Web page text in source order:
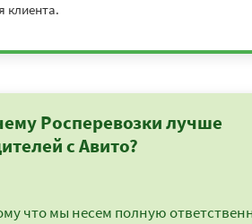
клиента.
Росперевозки лучше
с Авито?
что мы несем полную